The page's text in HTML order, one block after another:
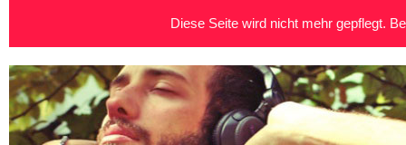
Diese Seite wird nicht mehr gepflegt.